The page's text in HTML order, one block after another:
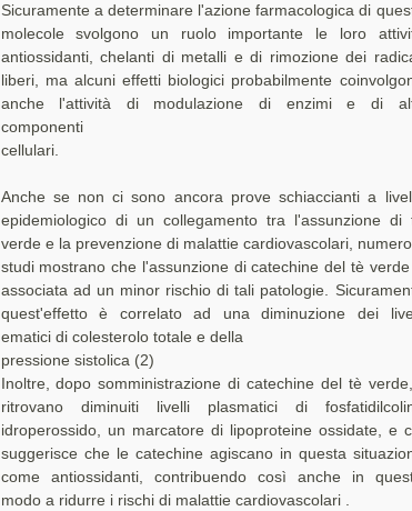
Sicuramente a determinare l'azione farmacologica di
molecole svolgono un ruolo importante le loro
antiossidanti, chelanti di metalli e di rimozione dei
liberi, ma alcuni effetti biologici probabilmente
anche l'attività di modulazione di enzimi e di
componenti
cellulari.
Anche se non ci sono ancora prove schiaccianti a
epidemiologico di un collegamento tra l'assunzione di
verde e la prevenzione di malattie cardiovascolari,
studi mostrano che l'assunzione di catechine del tè
associata ad un minor rischio di tali patologie.
quest'effetto è correlato ad una diminuzione dei
ematici di colesterolo totale e della
pressione sistolica (2)
Inoltre, dopo somministrazione di catechine del tè
ritrovano diminuiti livelli plasmatici di
idroperossido, un marcatore di lipoproteine ossidate, e
suggerisce che le catechine agiscano in questa
come antiossidanti, contribuendo così anche in
modo a ridurre i rischi di malattie cardiovascolari .